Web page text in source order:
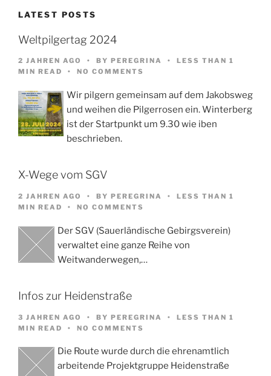
LATEST POSTS
Weltpilgertag 2024
2 JAHREN AGO BY PEREGRINA
LESS THAN 1
MIN READ
NO COMMENTS
Wir pilgern gemeinsam auf dem Jakobsweg
und weihen die Pilgerrosen ein. Winterberg
ist der Startpunkt um 9.30 wie iben
beschrieben.
X-Wege vom SGV
2 JAHREN AGO BY PEREGRINA
LESS THAN 1
MIN READ
NO COMMENTS
Der SGV (Sauerländische Gebirgsverein)
verwaltet eine ganze Reihe von
Weitwanderwegen,…
Infos zur Heidenstraße
3 JAHREN AGO BY PEREGRINA
LESS THAN 1
MIN READ
NO COMMENTS
Die Route wurde durch die ehrenamtlich
arbeitende Projektgruppe Heidenstraße